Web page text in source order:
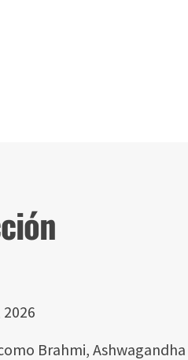
Brahmi,